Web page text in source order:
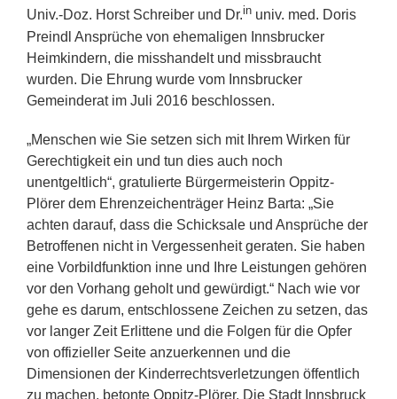
Univ.-Doz. Horst Schreiber und Dr.in univ. med. Doris
Preindl Ansprüche von ehemaligen Innsbrucker
Heimkindern, die misshandelt und missbraucht
wurden. Die Ehrung wurde vom Innsbrucker
Gemeinderat im Juli 2016 beschlossen.
„Menschen wie Sie setzen sich mit Ihrem Wirken für
Gerechtigkeit ein und tun dies auch noch
unentgeltlich“, gratulierte Bürgermeisterin Oppitz-
Plörer dem Ehrenzeichenträger Heinz Barta: „Sie
achten darauf, dass die Schicksale und Ansprüche der
Betroffenen nicht in Vergessenheit geraten. Sie haben
eine Vorbildfunktion inne und Ihre Leistungen gehören
vor den Vorhang geholt und gewürdigt.“ Nach wie vor
gehe es darum, entschlossene Zeichen zu setzen, das
vor langer Zeit Erlittene und die Folgen für die Opfer
von offizieller Seite anzuerkennen und die
Dimensionen der Kinderrechtsverletzungen öffentlich
zu machen, betonte Oppitz-Plörer. Die Stadt Innsbruck